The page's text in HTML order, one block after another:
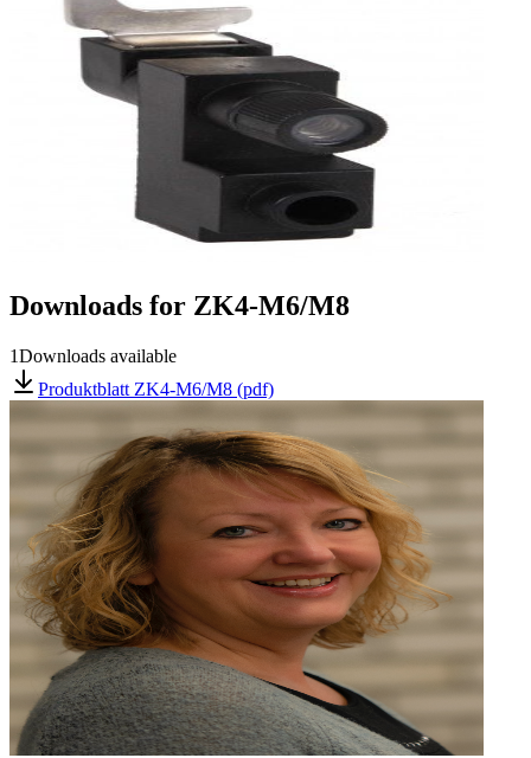
Downloads for ZK4-M6/M8
1Downloads available
Produktblatt ZK4-M6/M8 (pdf)